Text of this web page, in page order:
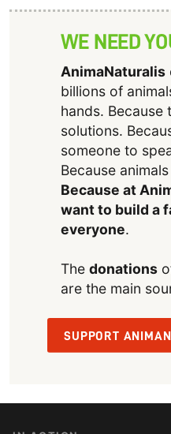
WE NEED
AnimaNaturalis
billions of
hands. Because
solutions.
someone to
Because
Because at
want to build a
everyone.
The donations
are the main
SUPPORT